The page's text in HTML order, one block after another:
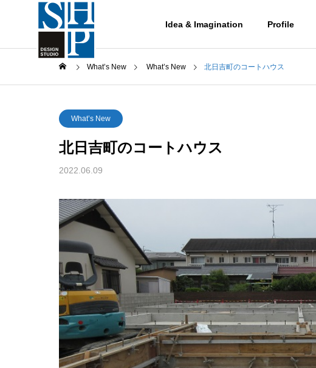
Idea & Imagination Profile
Works-住宅
What’s New What’s New 北日吉町のコートハウス
What’s New
北日吉町のコートハウス
2022.06.09